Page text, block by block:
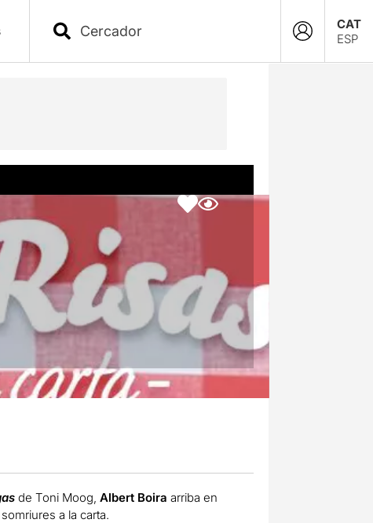
CAT
ESP
de Toni Moog Albert Boira arriba en
somriures a la carta.